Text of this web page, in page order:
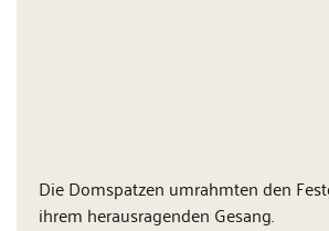
Die Domspatzen umrahmten den
ihrem herausragenden Gesang.